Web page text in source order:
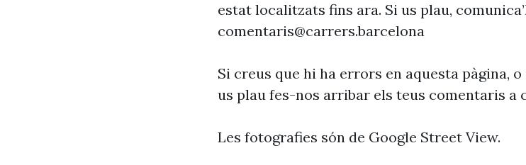
estat localitzats fins ara. Si us plau,
comentaris@carrers.barcelona
Si creus que hi ha errors en aquesta pàgina,
us plau fes-nos arribar els teus comentaris a
Les fotografies són de Google Street View.